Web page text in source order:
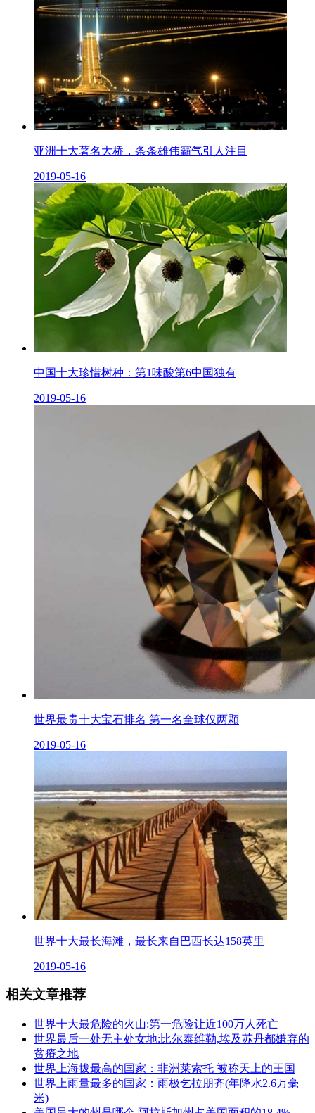
亚洲十大著名大桥，条条雄伟霸气引人注目
2019-05-16
中国十大珍惜树种：第1味酸第6中国独有
2019-05-16
世界最贵十大宝石排名 第一名全球仅两颗
2019-05-16
世界十大最长海滩，最长来自巴西长达158英里
2019-05-16
相关文章推荐
世界十大最危险的火山:第一危险让近100万人死亡
世界最后一处无主处女地:比尔泰维勒,埃及苏丹都嫌弃的
贫瘠之地
世界上海拔最高的国家：非洲莱索托 被称天上的王国
世界上雨量最多的国家：雨极乞拉朋齐(年降水2.6万毫
米)